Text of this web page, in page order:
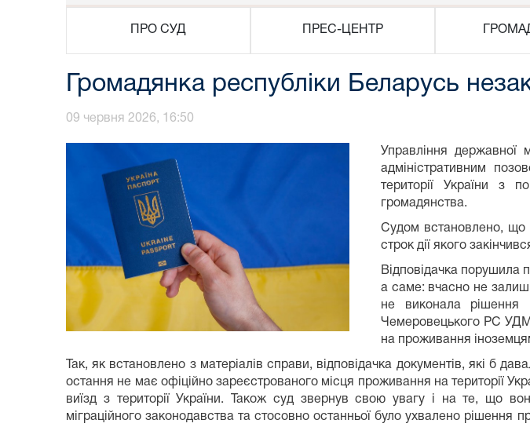
ПРО СУД ПРЕС-ЦЕНТР
Громадянка республіки Беларусь
09 червня 2026, 16:50
Управління державної
адміністративним
території України з
громадянства.
Судом встановлено, що
строк дії якого
Відповідачка порушила
а саме: вчасно не
не виконала рішення
Чемеровецького РС
на проживання іноземцям
Так, як встановлено з матеріалів справи, відповідачка документів, які б
остання не має офіційно зареєстрованого місця проживання на території
виїзд з території України. Також суд звернув свою увагу і на те, що
міграційного законодавства та стосовно останньої було ухвалено рішення